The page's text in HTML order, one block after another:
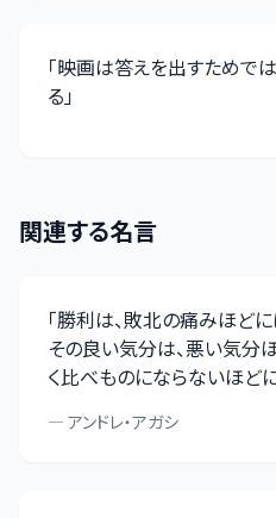
「映画は答えを出すためで
る」
関連する名言
「勝利は、敗北の痛みほどに
その良い気分は、悪い気分
く比べものにならないほどに
— アンドレ・アガシ